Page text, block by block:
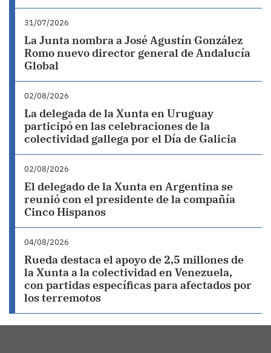
31/07/2026
La Junta nombra a José Agustín González
Romo nuevo director general de Andalucía
Global
02/08/2026
La delegada de la Xunta en Uruguay
participó en las celebraciones de la
colectividad gallega por el Día de Galicia
02/08/2026
El delegado de la Xunta en Argentina se
reunió con el presidente de la compañía
Cinco Hispanos
04/08/2026
Rueda destaca el apoyo de 2,5 millones de
la Xunta a la colectividad en Venezuela,
con partidas específicas para afectados por
los terremotos